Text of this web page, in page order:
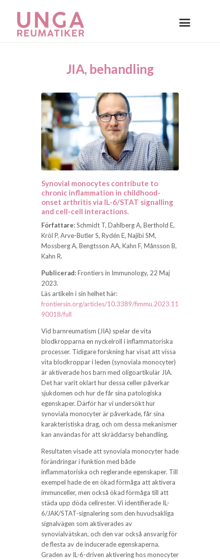
JIA, behandling
Synovial monocytes contribute to
chronic inflammation in childhood-
onset arthritis via IL-6/STAT signalling
and cell-cell interactions.
Författare:Schmidt T, Dahlberg A, Berthold E,
Król P, Arve-Butler S, Rydén E, Najibi SM,
Mossberg A, Bengtsson AA, Kahn F, Månsson B,
Kahn R.
Publicerad:Frontiers in Immunology, 22 Maj
2023.
Läs artikeln i sin helhet här:
frontiersin.org/articles/10.3389/fimmu.2023.11
90018/full
Vid barnreumatism (JIA) spelar de vita
blodkropparna en nyckelroll i inflammatoriska
processer. Tidigare forskning har visat att vissa
vita blodkroppar i leden (synoviala monocyter)
är aktiverade hos barn med oligoartikulär JIA.
Det har varit oklart hur dessa celler påverkar
sjukdomen och hur de får sina patologiska
egenskaper. Därför har vi undersökt hur
synoviala monocyter är påverkade, får sina
karakteristiska drag, och om dessa mekanismer
kan användas för att skräddarsy behandling.
Resultaten visade att synoviala monocyter hade
förändringar i funktion med både
inflammatoriska och reglerande egenskaper. Till
exempel hade de en ökad förmåga att aktivera
immunceller, men också ökad förmåga till att
städa upp döda cellrester. Vi identifierade IL-
6/JAK/STAT-signalering som den huvudsakliga
signalvägen som aktiverades av
synovialvätskan, och den var också ansvarig för
de flesta av de inducerade egenskaperna.
Graden av IL-6-driven aktivering hos monocyter